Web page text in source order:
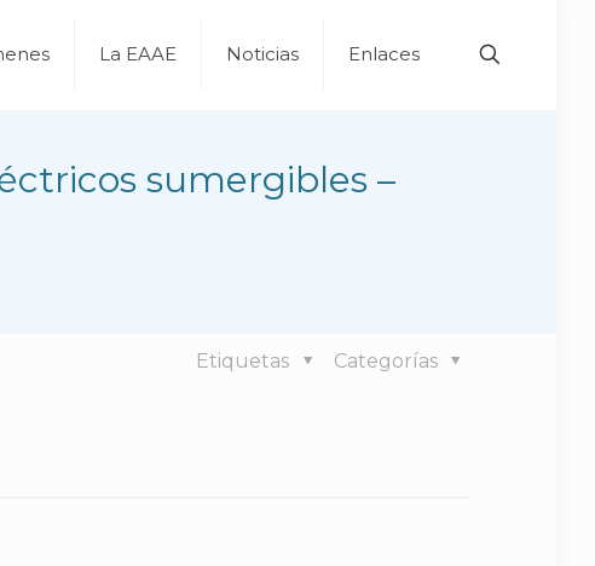
La EAAE Noticias Enlaces
sumergibles –
Categorías
Etiquetas